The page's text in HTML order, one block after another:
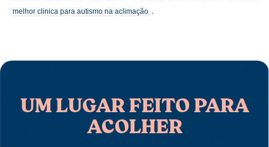
melhor clinica para autismo na aclimação .
UM LUGAR FEITO PARA
ACOLHER